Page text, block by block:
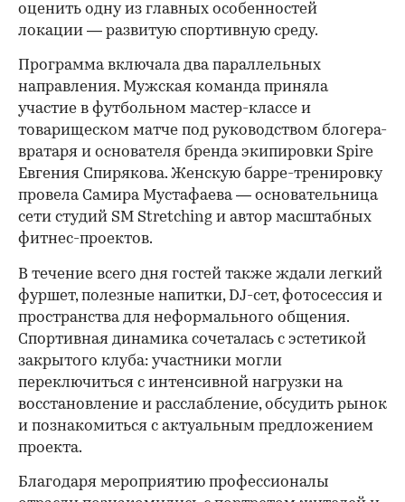
оценить одну из главных особенностей
локации — развитую спортивную среду.
Программа включала два параллельных
направления. Мужская команда приняла
участие в футбольном мастер-классе и
товарищеском матче под руководством блогера-
вратаря и основателя бренда экипировки Spire
Евгения Спирякова. Женскую барре-тренировку
провела Самира Мустафаева — основательница
сети студий SM Stretching и автор масштабных
фитнес-проектов.
В течение всего дня гостей также ждали легкий
фуршет, полезные напитки, DJ-сет, фотосессия и
пространства для неформального общения.
Спортивная динамика сочеталась с эстетикой
закрытого клуба: участники могли
переключиться с интенсивной нагрузки на
восстановление и расслабление, обсудить рынок
и познакомиться с актуальным предложением
проекта.
Благодаря мероприятию профессионалы